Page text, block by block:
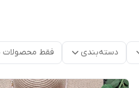
دسته‌بندی فقط محصولات